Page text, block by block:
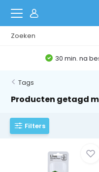
30 min. na
Tags
Producten getagd
Filters